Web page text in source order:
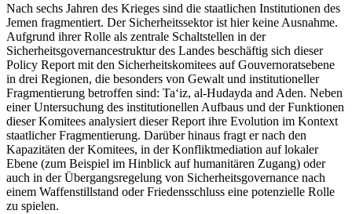
Nach sechs Jahren des Krieges sind die staatlichen Institutionen des
Jemen fragmentiert. Der Sicherheitssektor ist hier keine Ausnahme.
Aufgrund ihrer Rolle als zentrale Schaltstellen in der
Sicherheitsgovernancestruktur des Landes beschäftig sich dieser
Policy Report mit den Sicherheitskomitees auf Gouvernoratsebene
in drei Regionen, die besonders von Gewalt und institutioneller
Fragmentierung betroffen sind: Ta‘iz, al-Hudayda and Aden. Neben
einer Untersuchung des institutionellen Aufbaus und der Funktionen
dieser Komitees analysiert dieser Report ihre Evolution im Kontext
staatlicher Fragmentierung. Darüber hinaus fragt er nach den
Kapazitäten der Komitees, in der Konfliktmediation auf lokaler
Ebene (zum Beispiel im Hinblick auf humanitären Zugang) oder
auch in der Übergangsregelung von Sicherheitsgovernance nach
einem Waffenstillstand oder Friedensschluss eine potenzielle Rolle
zu spielen.